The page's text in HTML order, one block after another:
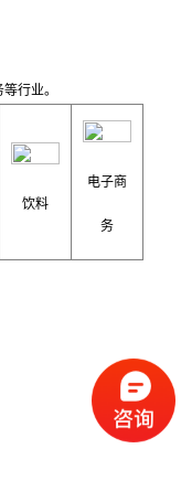
行业。
饮料
电子商
务